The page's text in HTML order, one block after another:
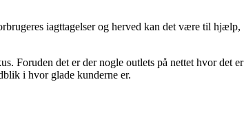
iagttagelser og herved kan det være til hjælp,
Foruden det er der nogle outlets på nettet hvor det er
i hvor glade kunderne er.